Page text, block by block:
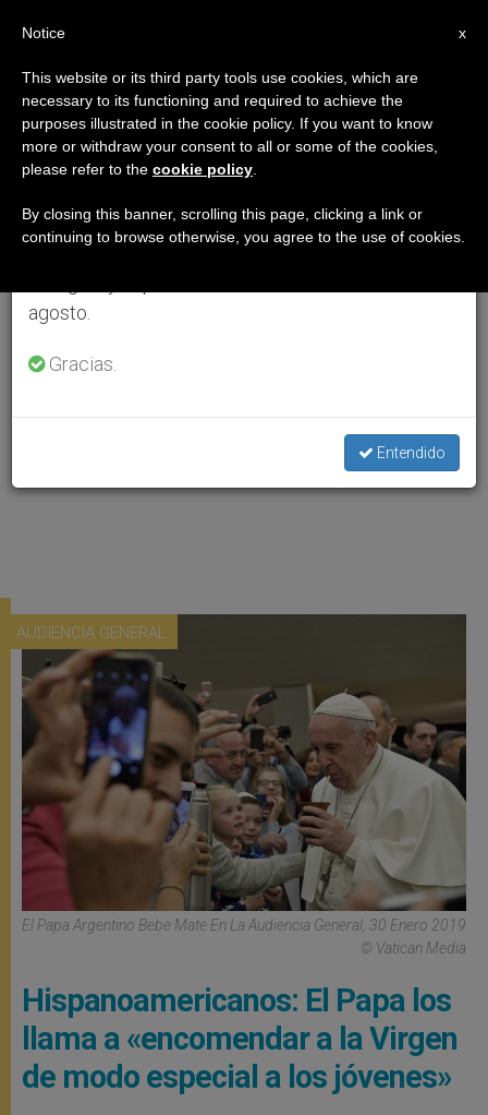
AUDIENCIA GENERAL
El Papa Argentino Bebe Mate En La Audiencia General, 30 Enero 2019
© Vatican Media
Hispanoamericanos: El Papa los
llama a «encomendar a la Virgen
de modo especial a los jóvenes»
×
Aviso importante
Del 27 de julio al 7 de agosto haremos la pausa
anual, aprovechando que en el periodo de verano
se generan menos informaciones y también el
agosto.
Gracias.
Entendido
x
Notice
This website or its third party tools use cookies, which are
necessary to its functioning and required to achieve the
purposes illustrated in the cookie policy. If you want to know
more or withdraw your consent to all or some of the cookies,
please refer to the cookie policy
By closing this banner, scrolling this page, clicking a link or
continuing to browse otherwise, you agree to the use of cookies.